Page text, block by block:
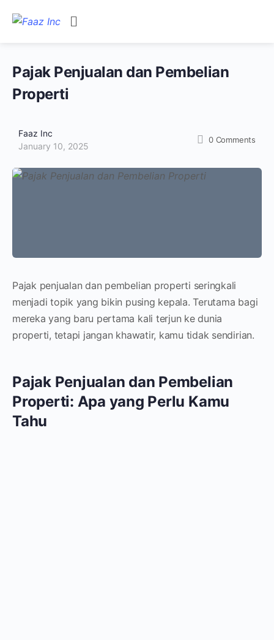
Pajak Penjualan dan Pembelian
Properti
Faaz Inc
January 10, 2025
0 Comments
Pajak penjualan dan pembelian properti seringkali
menjadi topik yang bikin pusing kepala. Terutama bagi
mereka yang baru pertama kali terjun ke dunia
properti, tetapi jangan khawatir, kamu tidak sendirian.
Pajak Penjualan dan Pembelian
Properti: Apa yang Perlu Kamu
Tahu